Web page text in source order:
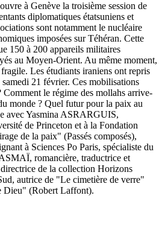
à Genève la troisième session de
diplomatiques étatsuniens et
sont notamment le nucléaire
imposées sur Téhéran. Cette
150 à 200 appareils militaires
au Moyen-Orient. Au même moment,
Les étudiants iraniens ont repris
21 février. Ces mobilisations
le régime des mollahs arrive-
monde ? Quel futur pour la paix au
avec Yasmina ASRARGUIS,
de Princeton et à la Fondation
de la paix" (Passés composés),
à Sciences Po Paris, spécialiste du
romancière, traductrice et
de la collection Horizons
autrice de "Le cimetière de verre"
Dieu" (Robert Laffont).